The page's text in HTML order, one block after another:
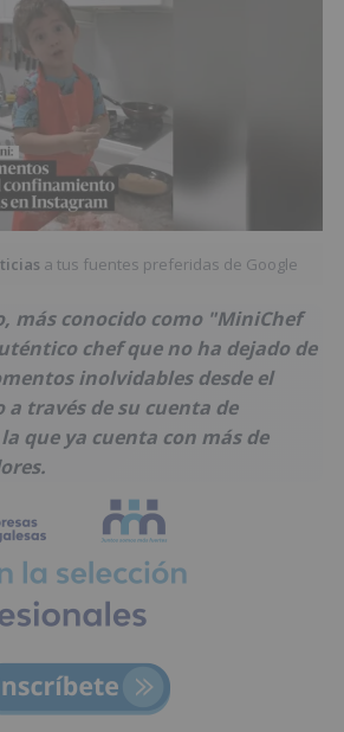
a tus fuentes preferidas de Google
más conocido como "MiniChef
chef que no ha dejado de
inolvidables desde el
través de su cuenta de
que ya cuenta con más de